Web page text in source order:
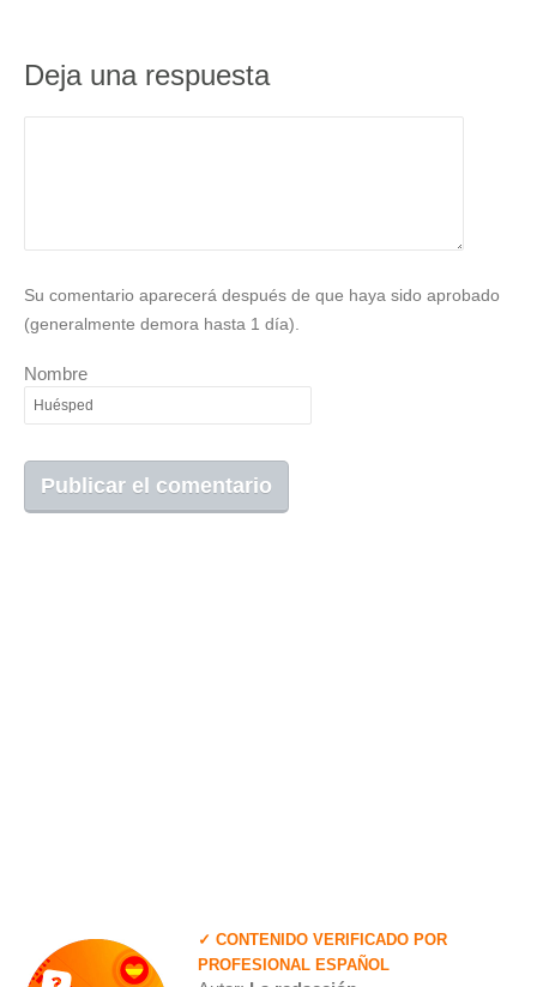
Deja una respuesta
Su comentario aparecerá después de que haya sido aprobado
(generalmente demora hasta 1 día).
Nombre
✓ CONTENIDO VERIFICADO POR
PROFESIONAL ESPAÑOL